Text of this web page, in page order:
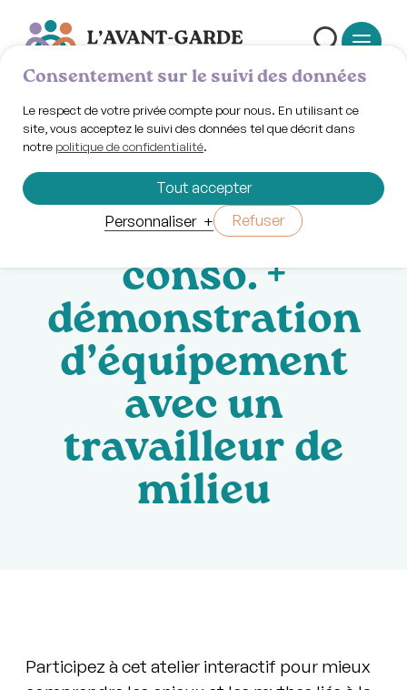
Mercredi 29 janvier 2025 | 18h00
Atelier :
démystifier la
conso. +
démonstration
d’équipement
avec un
travailleur de
milieu
Participez à cet atelier interactif pour mieux
Consentement sur le suivi des données
Le respect de votre privée compte pour nous. En utilisant ce
site, vous acceptez le suivi des données tel que décrit dans
notre politique de confidentialité.
Personnaliser + Refuser
Tout accepter